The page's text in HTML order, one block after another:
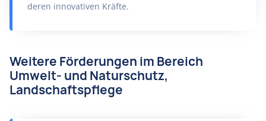
deren innovativen Kräfte.
Weitere Förderungen im Bereich
Umwelt- und Naturschutz,
Landschaftspflege